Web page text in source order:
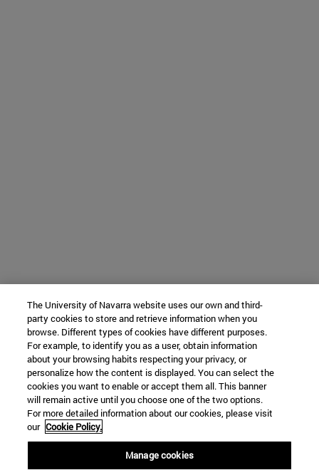
The University of Navarra website uses our own and third-
party cookies to store and retrieve information when you
browse. Different types of cookies have different purposes.
For example, to identify you as a user, obtain information
about your browsing habits respecting your privacy, or
personalize how the content is displayed. You can select the
cookies you want to enable or accept them all. This banner
will remain active until you choose one of the two options.
For more detailed information about our cookies, please visit
our Cookie Policy.
Manage cookies